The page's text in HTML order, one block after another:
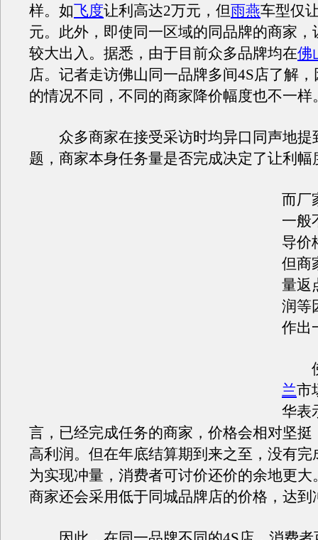
样。如飞度让利高达2万元，但雨燕车型仅
元。此外，即使同一区域的同品牌的商家，
较大出入。据悉，由于目前众多品牌均在佛
店。记者走访佛山同一品牌多间4S店了解
的情况不同，不同的商家降价幅度也不一样
众多商家在接受采访时均异口同声地提
题，商家本身任务量是否完成决定了让利幅
而厂
一般
导价
但商
量返
润等
作出
佛
兰市
华表
言，已经完成任务的商家，价格会相对坚挺
高利润。但在年底结算期到来之至，没有完
为实现冲量，消费者可讨价还价的余地更大
商家还会采用低于同城品牌店的价格，达到